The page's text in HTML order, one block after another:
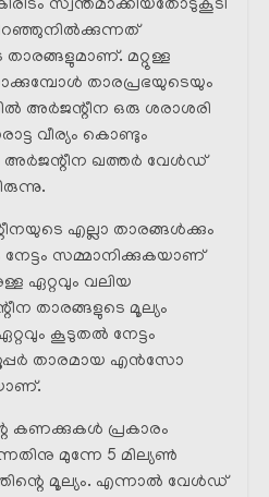
സ്വന്തമാക്കിയതോടുകൂടി
മറ്റുള്ള
താരപ്രഭയുടെയും
അർജന്റീന ഒരു ശരാശരി
വീര്യം കൊണ്ടും
അർജന്റീന ഖത്തർ വേൾഡ്
എല്ലാ താരങ്ങൾക്കും
സമ്മാനിക്കുകയാണ്
ഏറ്റവും വലിയ
താരങ്ങളുടെ മൂല്യം
കൂടുതൽ നേട്ടം
സൂപ്പർ താരമായ എൻസോ
കണക്കുകൾ പ്രകാരം
മുന്നേ 5 മില്യൺ
മൂല്യം. എന്നാൽ വേൾഡ്